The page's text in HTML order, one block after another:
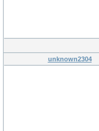
unknown2304